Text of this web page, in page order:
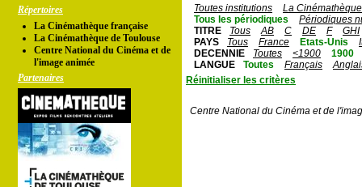
Répertoires
La Cinémathèque française
La Cinémathèque de Toulouse
Centre National du Cinéma et de
l'image animée
Partenaires
Toutes institutions
La
Tous les périodiques
Périodiques
TITRE
Tous AB C DE F
GHI
PAYS
Tous France Etats-Unis
DECENNIE
Toutes <1900
1900
LANGUE
Toutes Français
Réinitialiser les critères
Centre National du Cinéma et de